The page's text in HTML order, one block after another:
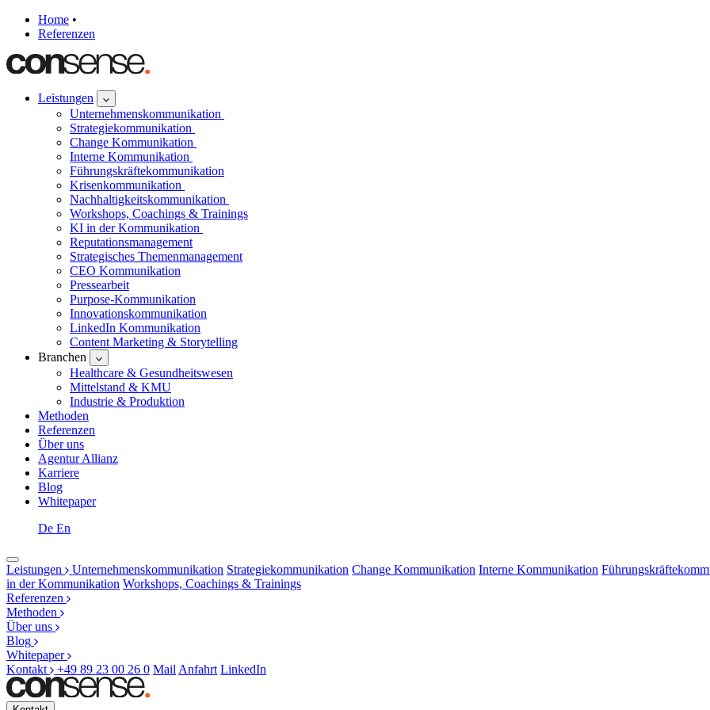
Home •
Referenzen
Leistungen
Unternehmenskommunikation
Strategiekommunikation
Change Kommunikation
Interne Kommunikation
Führungskräftekommunikation
Krisenkommunikation
Nachhaltigkeitskommunikation
Workshops, Coachings & Trainings
KI in der Kommunikation
Reputationsmanagement
Strategisches Themenmanagement
CEO Kommunikation
Pressearbeit
Purpose-Kommunikation
Innovationskommunikation
LinkedIn Kommunikation
Content Marketing & Storytelling
Branchen
Healthcare & Gesundheitswesen
Mittelstand & KMU
Industrie & Produktion
Methoden
Referenzen
Über uns
Agentur Allianz
Karriere
Blog
Whitepaper
De En
Leistungen Unternehmenskommunikation Strategiekommunikation Change Kommunikation Interne Kommunikation
in der Kommunikation Workshops, Coachings & Trainings
Referenzen
Methoden
Über uns
Blog
Whitepaper
Kontakt
+49 89 23 00 26 0 MailAnfahrt LinkedIn